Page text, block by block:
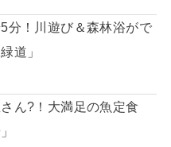
分！川遊び＆森林浴がで
道」
ん?！大満足の魚定食